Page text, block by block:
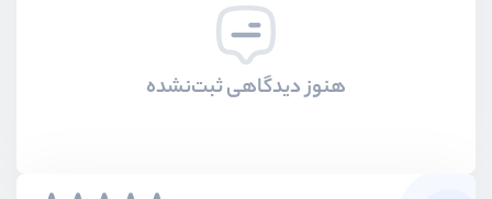
هنوز دیدگاهی ثبت‌نشده